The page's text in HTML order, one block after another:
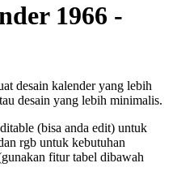
1966 -
desain kalender yang lebih
desain yang lebih minimalis.
(bisa anda edit) untuk
rgb untuk kebutuhan
fitur tabel dibawah